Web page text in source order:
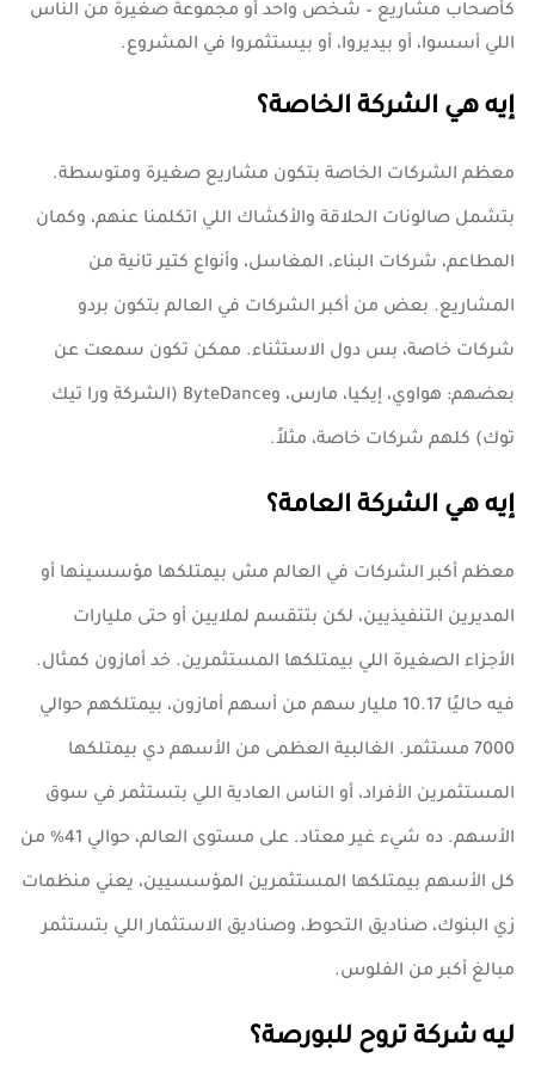
كأصحاب مشاريع – شخص واحد أو مجموعة صغيرة من الناس
اللي أسسوا، أو بيديروا، أو بيستثمروا في المشروع.
إيه هي الشركة الخاصة؟
معظم الشركات الخاصة بتكون مشاريع صغيرة ومتوسطة.
بتشمل صالونات الحلاقة والأكشاك اللي اتكلمنا عنهم، وكمان
المطاعم، شركات البناء، المغاسل، وأنواع كتير تانية من
المشاريع. بعض من أكبر الشركات في العالم بتكون بردو
شركات خاصة، بس دول الاستثناء. ممكن تكون سمعت عن
بعضهم: هواوي، إيكيا، مارس، وByteDance (الشركة ورا تيك
توك) كلهم شركات خاصة، مثلاً.
إيه هي الشركة العامة؟
معظم أكبر الشركات في العالم مش بيمتلكها مؤسسينها أو
المديرين التنفيذيين، لكن بتتقسم لملايين أو حتى مليارات
الأجزاء الصغيرة اللي بيمتلكها المستثمرين. خد أمازون كمثال.
فيه حاليًا 10.17 مليار سهم من أسهم أمازون، بيمتلكهم حوالي
7000 مستثمر. الغالبية العظمى من الأسهم دي بيمتلكها
المستثمرين الأفراد، أو الناس العادية اللي بتستثمر في سوق
الأسهم. ده شيء غير معتاد. على مستوى العالم، حوالي 41% من
كل الأسهم بيمتلكها المستثمرين المؤسسيين، يعني منظمات
زي البنوك، صناديق التحوط، وصناديق الاستثمار اللي بتستثمر
مبالغ أكبر من الفلوس.
ليه شركة تروح للبورصة؟